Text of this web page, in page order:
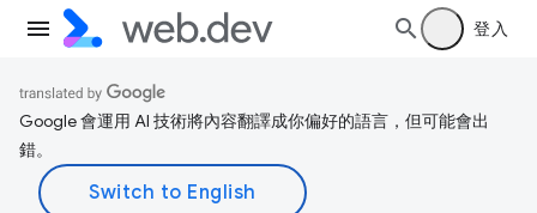
登入
Google 會運用 AI 技術將內容翻譯成你偏好的語言，但可能會出
錯。